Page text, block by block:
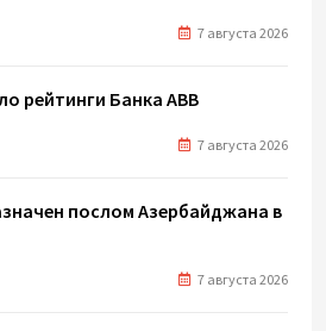
7 августа 2026
рейтинги Банка ABB
7 августа 2026
послом Азербайджана в
7 августа 2026